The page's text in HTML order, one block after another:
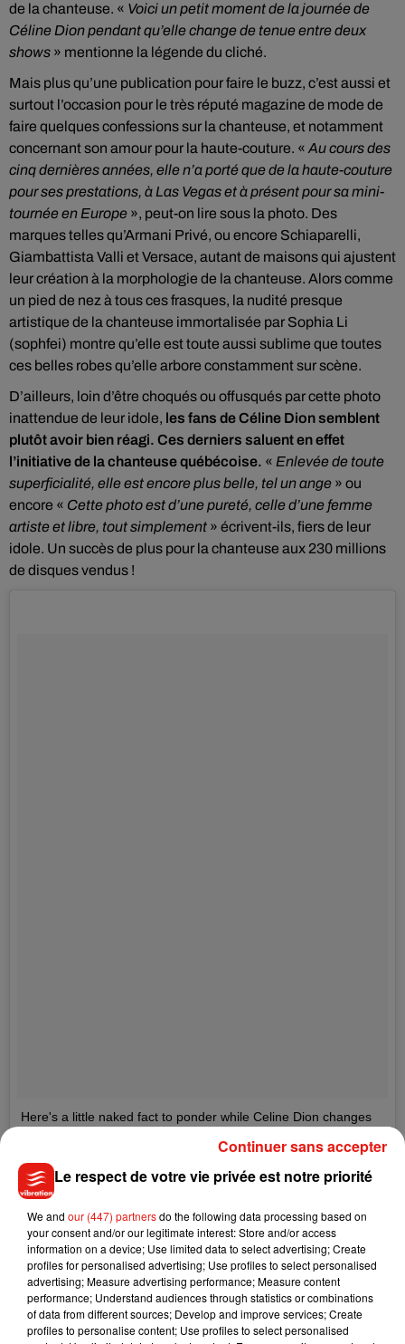
de la chanteuse. « Voici un petit moment de la journée de
Céline Dion pendant qu’elle change de tenue entre deux
shows » mentionne la légende du cliché.
Mais plus qu’une publication pour faire le buzz, c’est aussi et
surtout l’occasion pour le très réputé magazine de mode de
faire quelques confessions sur la chanteuse, et notamment
concernant son amour pour la haute-couture. « Au cours des
cinq dernières années, elle n’a porté que de la haute-couture
pour ses prestations, à Las Vegas et à présent pour sa mini-
tournée en Europe », peut-on lire sous la photo. Des
marques telles qu’Armani Privé, ou encore Schiaparelli,
Giambattista Valli et Versace, autant de maisons qui ajustent
leur création à la morphologie de la chanteuse. Alors comme
un pied de nez à tous ces frasques, la nudité presque
artistique de la chanteuse immortalisée par Sophia Li
(sophfei) montre qu’elle est toute aussi sublime que toutes
ces belles robes qu’elle arbore constamment sur scène.
D’ailleurs, loin d’être choqués ou offusqués par cette photo
inattendue de leur idole, les fans de Céline Dion semblent
plutôt avoir bien réagi. Ces derniers saluent en effet
l’initiative de la chanteuse québécoise. « Enlevée de toute
superficialité, elle est encore plus belle, tel un ange » ou
encore « Cette photo est d’une pureté, celle d’une femme
artiste et libre, tout simplement » écrivent-ils, fiers de leur
idole. Un succès de plus pour la chanteuse aux 230 millions
de disques vendus !
Here's a little naked fact to ponder while Celine Dion changes
looks between shows: for the past five years she has worn
haute couture near exclusively for her own performances (in
Las Vegas and on her current "mini-tour" of Europe). She
performs a minimum two hours a night, five or six nights a
week, dancing and curtseying and generally gesticulating sans
abandon, in handmade, hand-beaded delicacies designed
solely to walk a catwalk or a carpet (and often with handlers).
For Celine's orders, the houses send teams to Nevada for
typically three fittings, before the garments are ultimately
finished in her local, private atelier. Armani Prive, Schiaparelli,
Le respect de votre vie privée est notre priorité
We and our (447) partnersdo the following data processing based on
your consent and/or our legitimate interest: Store and/or access
information on a device; Use limited data to select advertising; Create
profiles for personalised advertising; Use profiles to select personalised
advertising; Measure advertising performance; Measure content
performance; Understand audiences through statistics or combinations
of data from different sources; Develop and improve services; Create
profiles to personalise content; Use profiles to select personalised
Continuer sans accepter